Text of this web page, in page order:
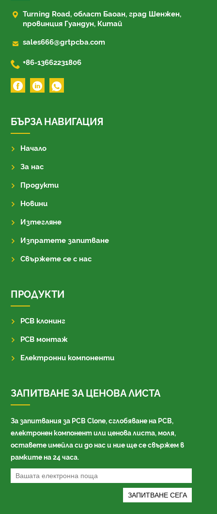
 Turning Road, област Баоан, град Шенжен,
провинция Гуандун, Китай
 sales666@grtpcba.com
 +86-13662231806
БЪРЗА НАВИГАЦИЯ
Начало
За нас
Продукти
Новини
Изтегляне
Изпратете запитване
Свържете се с нас
ПРОДУКТИ
PCB клонинг
PCB монтаж
Електронни компоненти
ЗАПИТВАНЕ ЗА ЦЕНОВА ЛИСТА
За запитвания за PCB Clone, сглобяване на PCB,
електронен компонент или ценова листа, моля,
оставете имейла си до нас и ние ще се свържем в
рамките на 24 часа.